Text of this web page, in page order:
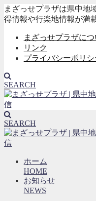
まざっせプラザは県中地
得情報や行楽地情報が満
まざっせプラザにつ
リンク
プライバシーポリシ
SEARCH
SEARCH
ホーム
HOME
お知らせ
NEWS